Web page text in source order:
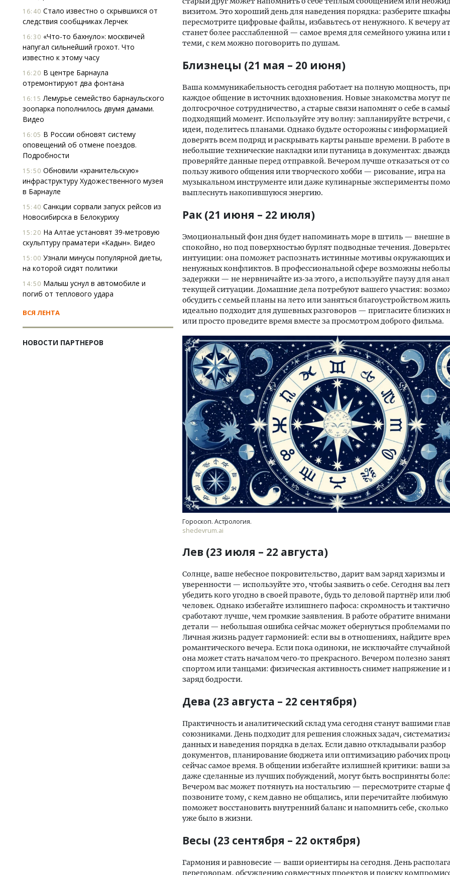
16:40 Стало известно о скрывшихся от
следствия сообщниках Лерчек
16:30 «Что-то бахнуло»: москвичей
напугал сильнейший грохот. Что
известно к этому часу
16:20 В центре Барнаула
отремонтируют два фонтана
16:15 Лемурье семейство барнаульского
зоопарка пополнилось двумя дамами.
Видео
16:05 В России обновят систему
оповещений об отмене поездов.
Подробности
15:50 Обновили «хранительскую»
инфраструктуру Художественного музея
в Барнауле
15:40 Санкции сорвали запуск рейсов из
Новосибирска в Белокуриху
15:20 На Алтае установят 39-метровую
скульптуру праматери «Кадын». Видео
15:00 Узнали минусы популярной диеты,
на которой сидят политики
14:50 Малыш уснул в автомобиле и
погиб от теплового удара
ВСЯ ЛЕНТА
НОВОСТИ ПАРТНЕРОВ
визитом. Это хороший день для наведения порядка: разберите
пересмотрите цифровые файлы, избавьтесь от ненужного. К вечеру
станет более расслабленной — самое время для семейного ужина или
теми, с кем можно поговорить по душам.
Близнецы (21 мая – 20 июня)
Ваша коммуникабельность сегодня работает на полную мощность,
каждое общение в источник вдохновения. Новые знакомства могут
долгосрочное сотрудничество, а старые связи напомнят о себе в
подходящий момент. Используйте эту волну: запланируйте встречи,
идеи, поделитесь планами. Однако будьте осторожны с
доверять всем подряд и раскрывать карты раньше времени. В
небольшие технические накладки или путаница в документах:
проверяйте данные перед отправкой. Вечером лучше отказаться от
пользу живого общения или творческого хобби — рисование, игра на
музыкальном инструменте или даже кулинарные эксперименты
выплеснуть накопившуюся энергию.
Рак (21 июня – 22 июля)
Эмоциональный фон дня будет напоминать море в штиль — внешне
спокойно, но под поверхностью бурлят подводные течения.
интуиции: она поможет распознать истинные мотивы окружающих
ненужных конфликтов. В профессиональной сфере возможны
задержки — не нервничайте из‑за этого, а используйте паузу для
текущей ситуации. Домашние дела потребуют вашего участия:
обсудить с семьей планы на лето или заняться благоустройством
идеально подходит для душевных разговоров — пригласите близких
или просто проведите время вместе за просмотром доброго фильма.
Гороскоп. Астрология.
shedevrum.ai
Лев (23 июля – 22 августа)
Солнце, ваше небесное покровительство, дарит вам заряд харизмы и
уверенности — используйте это, чтобы заявить о себе. Сегодня вы
убедить кого угодно в своей правоте, будь то деловой партнёр или
человек. Однако избегайте излишнего пафоса: скромность и
сработают лучше, чем громкие заявления. В работе обратите
детали — небольшая ошибка сейчас может обернуться проблемами
Личная жизнь радует гармонией: если вы в отношениях, найдите
романтического вечера. Если пока одиноки, не исключайте
она может стать началом чего‑то прекрасного. Вечером полезно
спортом или танцами: физическая активность снимет напряжение и
заряд бодрости.
Дева (23 августа – 22 сентября)
Практичность и аналитический склад ума сегодня станут вашими
союзниками. День подходит для решения сложных задач,
данных и наведения порядка в делах. Если давно откладывали разбор
документов, планирование бюджета или оптимизацию рабочих
сейчас самое время. В общении избегайте излишней критики: ваши
даже сделанные из лучших побуждений, могут быть восприняты
Вечером вас может потянуть на ностальгию — пересмотрите старые
позвоните тому, с кем давно не общались, или перечитайте любимую
поможет восстановить внутренний баланс и напомнить себе,
уже было в жизни.
Весы (23 сентября – 22 октября)
Гармония и равновесие — ваши ориентиры на сегодня. День
переговорам, обсуждению совместных проектов и поиску